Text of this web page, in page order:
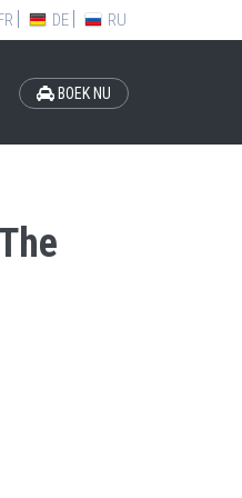
DE RU
BOEK NU